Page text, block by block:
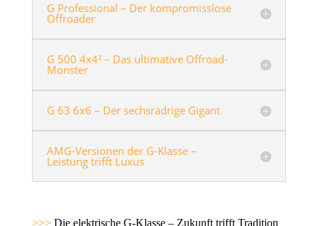
G Professional – Der kompromisslose
Offroader
G 500 4x4² – Das ultimative Offroad-
Monster
G 63 6x6 – Der sechsrädrige Gigant
AMG-Versionen der G-Klasse –
Leistung trifft Luxus
>>>Die elektrische G-Klasse – Zukunft trifft Tradition